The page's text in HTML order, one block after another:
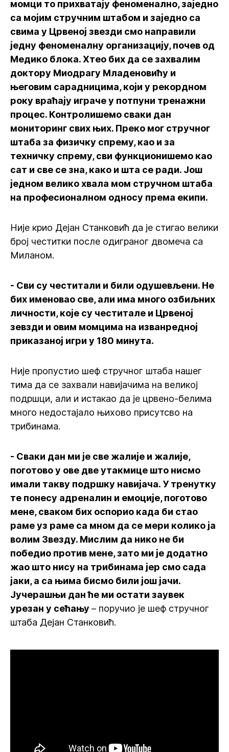
момци то прихватају феноменално, заједно
са мојим стручним штабом и заједно са
свима у Црвеној звезди смо направили
једну феноменалну организацију, почев од
Медико блока. Хтео бих да се захвалим
доктору Миодрагу Младеновићу и
његовим сарадницима, који у рекордном
року враћају играче у потпуни тренажни
процес. Контролишемо сваки дан
мониторинг свих њих. Преко мог стручног
штаба за физичку спрему, као и за
техничку спрему, сви функционишемо као
сат и све се зна, како и шта се ради. Још
једном велико хвала мом стручном штаба
на професионалном односу према екипи.
Није крио Дејан Станковић да је стигао велики
број честитки после одиграног двомеча са
Миланом.
- Сви су честитали и били одушевљени. Не
бих именовао све, али има много озбиљних
личности, које су честитале и Црвеној
зевзди и овим момцима на изванредној
приказаној игри у 180 минута.
Није пропустио шеф стручног штаба нашег
тима да се захвали навијачима на великој
подршци, али и истакао да је црвено-белима
много недостајало њихово присутсво на
трибинама.
- Сваки дан ми је све жалије и жалије,
поготово у ове две утакмице што нисмо
имали такву подршку навијача. У тренутку
те понесу адреналин и емоције, поготово
мене, сваком бих оспорио када би стао
раме уз раме са мном да се мери колико ја
волим Звезду. Мислим да нико не би
победио против мене, зато ми је додатно
жао што нису на трибинама јер смо сада
јаки, а са њима бисмо били још јачи.
Јучерашњи дан ће ми остати заувек
урезан у сећању – поручио је шеф стручног
штаба Дејан Станковић.